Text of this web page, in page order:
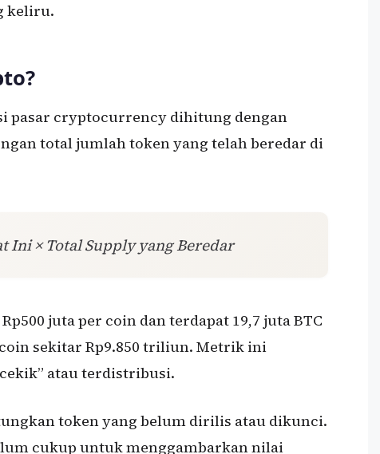
keliru.
pasar cryptocurrency dihitung dengan
total jumlah token yang telah beredar di
Ini × Total Supply yang Beredar
juta per coin dan terdapat 19,7 juta BTC
sekitar Rp9.850 triliun. Metrik ini
atau terdistribusi.
token yang belum dirilis atau dikunci.
cukup untuk menggambarkan nilai